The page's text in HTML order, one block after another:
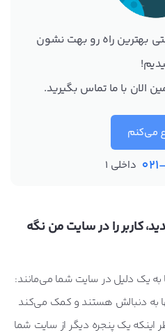
بهترین راه رو بهت نشون
الان با ما تماس بگیرید.
می‌کنم
داخلی 1
کاربر را در سایت من نگه
به یک دلیل در سایت شما می‌مانند:
به دنبالش هستند و کمک می‌کند
اینکه یک پنجره دیگر از سایت شما